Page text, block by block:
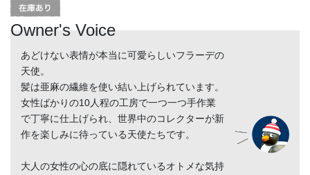
Owner's Voice
あどけない表情が本当に可愛らしいフラーデの
天使。
髪は亜麻の繊維を使い結い上げられています。
女性ばかりの10人程の工房で一つ一つ手作業
で丁寧に仕上げられ、世界中のコレクターが新
作を楽しみに待っている天使たちです。
大人の女性の心の底に隠れているオトメな気持